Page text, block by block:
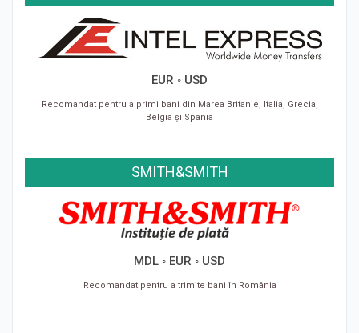
EUR ◦ USD
Recomandat pentru a primi bani din Marea Britanie, Italia, Grecia,
Belgia și Spania
SMITH&SMITH
MDL ◦ EUR ◦ USD
Recomandat pentru a trimite bani în România